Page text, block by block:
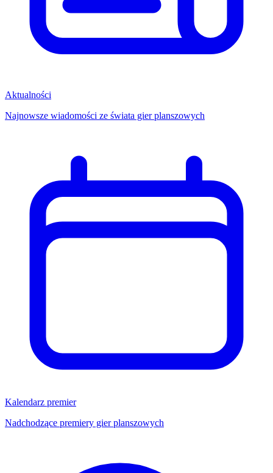
Aktualności
Najnowsze wiadomości ze świata gier planszowych
Kalendarz premier
Nadchodzące premiery gier planszowych